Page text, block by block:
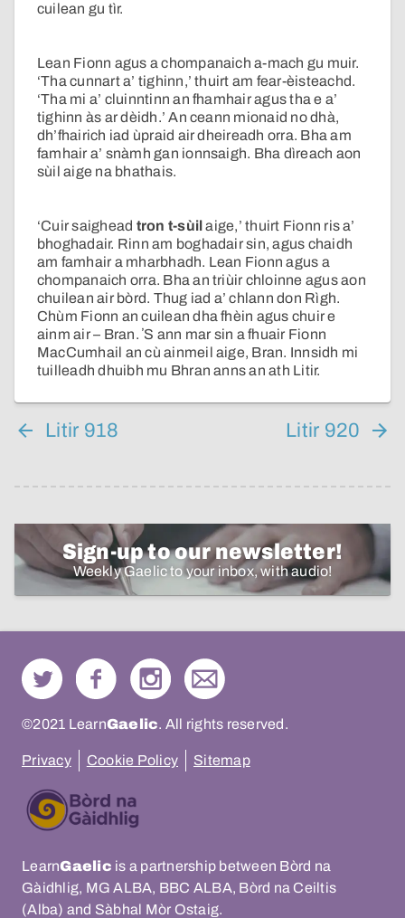
cuilean gu tìr.
Lean Fionn agus a chompanaich a-mach gu muir.
‘Tha cunnart a’ tighinn,’ thuirt am fear-èisteachd.
‘Tha mi a’ cluinntinn an fhamhair agus tha e a’
tighinn às ar dèidh.’ An ceann mionaid no dhà,
dh’fhairich iad ùpraid air dheireadh orra. Bha am
famhair a’ snàmh gan ionnsaigh. Bha dìreach aon
sùil aige na bhathais.
‘Cuir saighead tron t-sùil aige,’ thuirt Fionn ris a’
bhoghadair. Rinn am boghadair sin, agus chaidh
am famhair a mharbhadh. Lean Fionn agus a
chompanaich orra. Bha an triùir chloinne agus aon
chuilean air bòrd. Thug iad a’ chlann don Rìgh.
Chùm Fionn an cuilean dha fhèin agus chuir e
ainm air – Bran. ʼS ann mar sin a fhuair Fionn
MacCumhail an cù ainmeil aige, Bran. Innsidh mi
tuilleadh dhuibh mu Bhran anns an ath Litir.
Litir 918 Litir 920
Sign-up to our newsletter!
Weekly Gaelic to your inbox, with audio!
©2021 LearnGaelic. All rights reserved.
Privacy Cookie Policy Sitemap
LearnGaelic is a partnership between Bòrd na
Gàidhlig, MG ALBA, BBC ALBA, Bòrd na Ceiltis
(Alba) and Sàbhal Mòr Ostaig.